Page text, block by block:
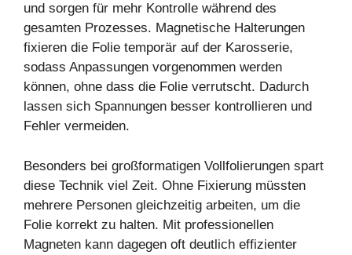
und sorgen für mehr Kontrolle während des
gesamten Prozesses. Magnetische Halterungen
fixieren die Folie temporär auf der Karosserie,
sodass Anpassungen vorgenommen werden
können, ohne dass die Folie verrutscht. Dadurch
lassen sich Spannungen besser kontrollieren und
Fehler vermeiden.
Besonders bei großformatigen Vollfolierungen spart
diese Technik viel Zeit. Ohne Fixierung müssten
mehrere Personen gleichzeitig arbeiten, um die
Folie korrekt zu halten. Mit professionellen
Magneten kann dagegen oft deutlich effizienter